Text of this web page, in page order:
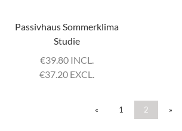
Passivhaus Sommerklima
Studie
€39.80 INCL.
€37.20 EXCL.
« 1 2 »